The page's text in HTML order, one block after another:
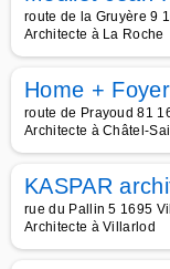
route de la Gruyère 9
Architecte à La Roche
Home +
route de Prayoud 81
Architecte à Châtel-
KASPAR
rue du Pallin 5 1695
Architecte à Villarlod